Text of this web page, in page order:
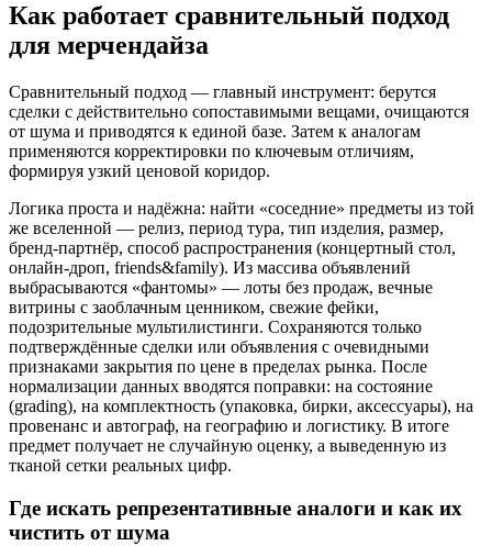
Как работает сравнительный подход
для мерчендайза
Сравнительный подход — главный инструмент: берутся
сделки с действительно сопоставимыми вещами, очищаются
от шума и приводятся к единой базе. Затем к аналогам
применяются корректировки по ключевым отличиям,
формируя узкий ценовой коридор.
Логика проста и надёжна: найти «соседние» предметы из той
же вселенной — релиз, период тура, тип изделия, размер,
бренд-партнёр, способ распространения (концертный стол,
онлайн-дроп, friends&family). Из массива объявлений
выбрасываются «фантомы» — лоты без продаж, вечные
витрины с заоблачным ценником, свежие фейки,
подозрительные мультилистинги. Сохраняются только
подтверждённые сделки или объявления с очевидными
признаками закрытия по цене в пределах рынка. После
нормализации данных вводятся поправки: на состояние
(grading), на комплектность (упаковка, бирки, аксессуары), на
провенанс и автограф, на географию и логистику. В итоге
предмет получает не случайную оценку, а выведенную из
тканой сетки реальных цифр.
Где искать репрезентативные аналоги и как их
чистить от шума